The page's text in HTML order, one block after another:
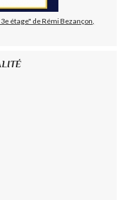
étage" de Rémi Bezançon,